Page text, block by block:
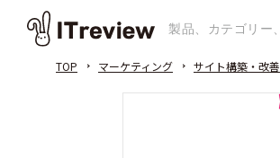
TOP マーケティング サイト構築・改善